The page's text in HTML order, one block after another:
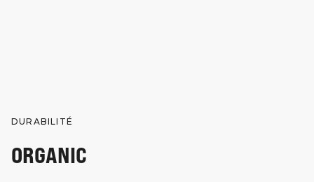
DURABILITÉ
ORGANIC